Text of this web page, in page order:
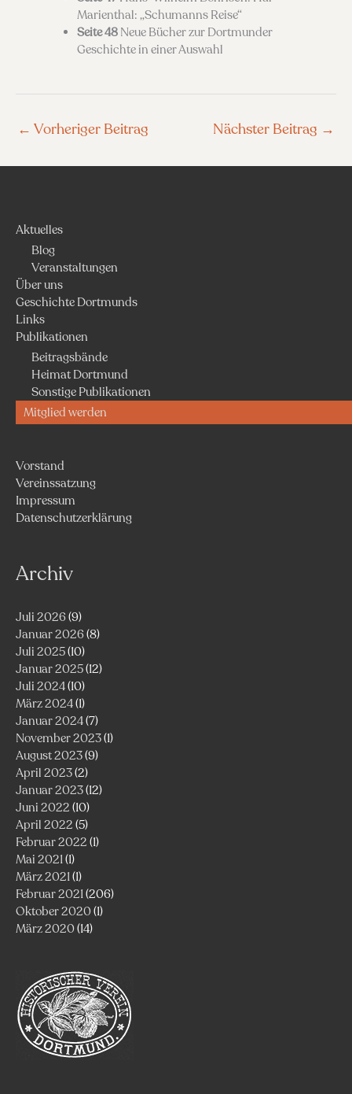
Marienthal: „Schumanns Reise“
Seite 48Neue Bücher zur Dortmunder
Geschichte in einer Auswahl
← Vorheriger Beitrag Nächster Beitrag →
Aktuelles
Blog
Veranstaltungen
Über uns
Geschichte Dortmunds
Links
Publikationen
Beitragsbände
Heimat Dortmund
Sonstige Publikationen
Mitglied werden
Vorstand
Vereinssatzung
Impressum
Datenschutzerklärung
Archiv
Juli 2026(9)
Januar 2026(8)
Juli 2025(10)
Januar 2025(12)
Juli 2024(10)
März 2024(1)
Januar 2024(7)
November 2023(1)
August 2023(9)
April 2023(2)
Januar 2023(12)
Juni 2022 (10)
April 2022 (5)
Februar 2022 (1)
Mai 2021(1)
März 2021(1)
Februar 2021(206)
Oktober 2020(1)
März 2020(14)